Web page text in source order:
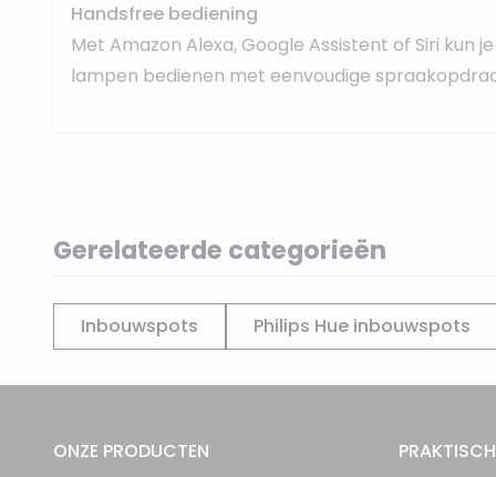
Handsfree bediening
Met Amazon Alexa, Google Assistent of Siri kun
lampen bedienen met eenvoudige
Gerelateerde categorieën
Inbouwspots Philips Hue inbouwspots
ONZE PRODUCTEN